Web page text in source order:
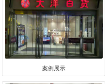
案例展示